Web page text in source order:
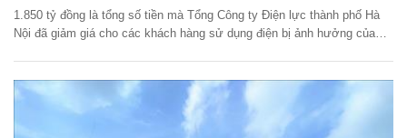
1.850 tỷ đồng là tổng số tiền mà Tổng Công ty Điện lực thành phố Hà
Nội đã giảm giá cho các khách hàng sử dụng điện bị ảnh hưởng của